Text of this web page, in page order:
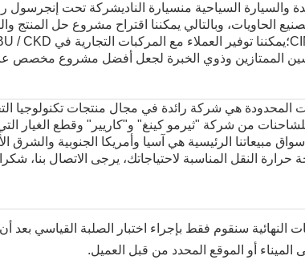
والسيارة السياحية منسيارة الناديشركة تحت إنجرسول
الحاويات، وبالتالي يمكننا اقتراح مشروع حل المنتج
الممتازين وذوي الخبرة لجعل أفضل مشروع مخصص
المحدودة هي شركة رائدة في مجال منتجات تكنولوجيا
من شركة "ثيرمو كينغ" و"كاريير" وقطع الغيار
مبيعاتنا الرئيسية هي آسيا وأمريكا الجنوبية والشرق
النقل المناسبة لاحتياجاتك، يرجى الاتصال بنا،
النهائية سنقوم فقط بإجراء اختبار الصلبة القياسي بعد
الميناء أو الموقع المحدد من قبل العميل.